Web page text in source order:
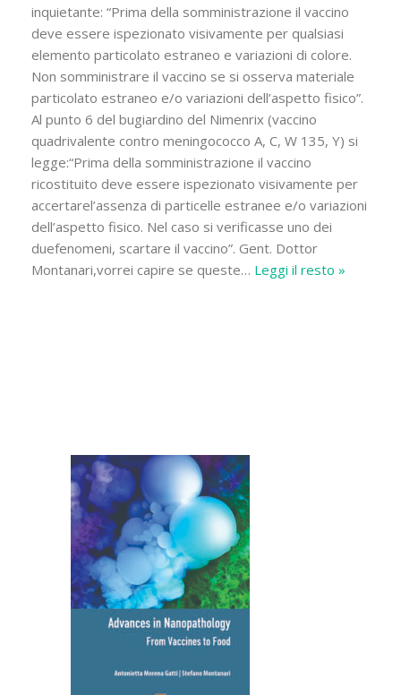
inquietante: “Prima della somministrazione il vaccino
deve essere ispezionato visivamente per qualsiasi
elemento particolato estraneo e variazioni di colore.
Non somministrare il vaccino se si osserva materiale
particolato estraneo e/o variazioni dell’aspetto fisico”.
Al punto 6 del bugiardino del Nimenrix (vaccino
quadrivalente contro meningococco A, C, W 135, Y) si
legge:“Prima della somministrazione il vaccino
ricostituito deve essere ispezionato visivamente per
accertarel’assenza di particelle estranee e/o variazioni
dell’aspetto fisico. Nel caso si verificasse uno dei
duefenomeni, scartare il vaccino”. Gent. Dottor
Montanari,vorrei capire se queste… Leggi il resto »